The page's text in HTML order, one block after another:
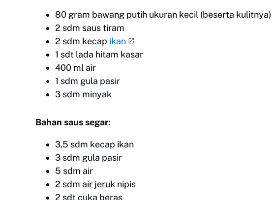
80 gram bawang putih ukuran kecil (beserta kulitnya)
2 sdm saus tiram
2 sdm kecap ikan
1 sdt lada hitam kasar
400 ml air
1 sdm gula pasir
3 sdm minyak
Bahan saus segar:
3,5 sdm kecap ikan
3 sdm gula pasir
5 sdm air
2 sdm air jeruk nipis
2 sdt cuka beras